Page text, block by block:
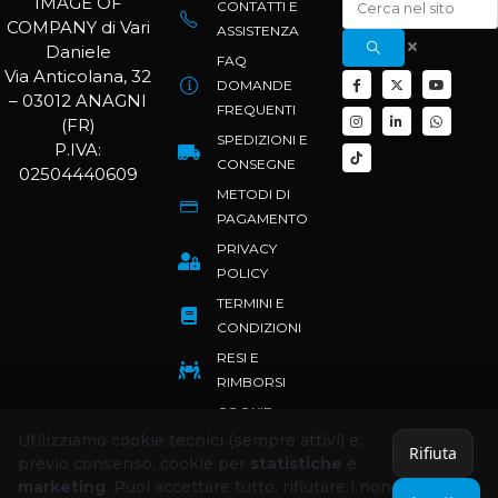
COMPANY di Vari
Daniele
Via Anticolana, 32
– 03012 ANAGNI
(FR)
P.IVA:
02504440609
CONTATTI E
ASSISTENZA
FAQ
DOMANDE
FREQUENTI
SPEDIZIONI E
CONSEGNE
METODI DI
PAGAMENTO
PRIVACY
POLICY
TERMINI E
CONDIZIONI
RESI E
RIMBORSI
COOKIE
POLICY
Utilizziamo cookie tecnici (sempre attivi) e,
previo consenso, cookie per statistiche e
marketing. Puoi accettare tutto, rifiutare i non
Rifiuta